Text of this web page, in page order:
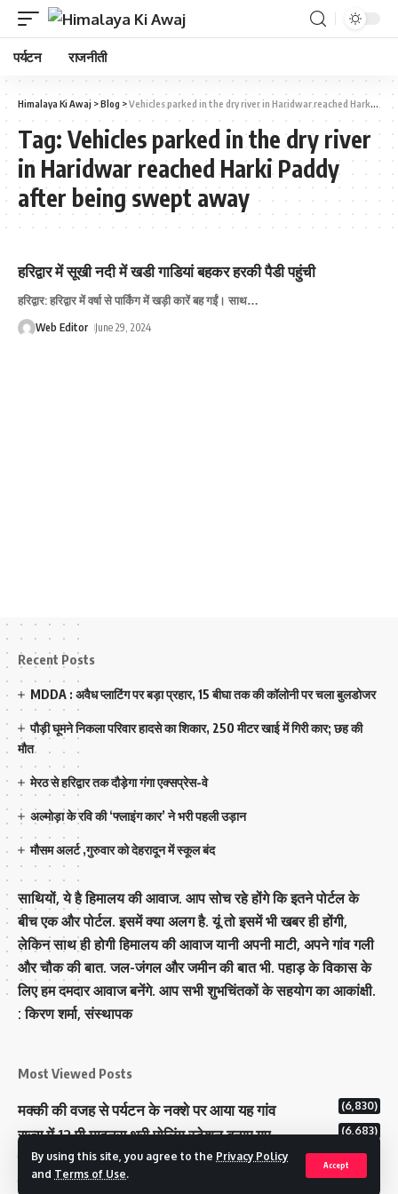
By using this site, you agree to the Privacy Policy
and Terms of Use.
Accept
पर्यटन राजनीती
Himalaya Ki Awaj >Blog >Vehicles parked in the dry river in Haridwar reached Harki Paddy after being swept away
Tag: Vehicles parked in the dry river
in Haridwar reached Harki Paddy
after being swept away
हरिद्वार में सूखी नदी में खडी गाडियां बहकर हरकी पैडी पहुंची
हरिद्वार: हरिद्वार में वर्षा से पार्किंग में खड़ी कारें बह गईं। साथ…
Web Editor June 29, 2024
Recent Posts
MDDA : अवैध प्लाटिंग पर बड़ा प्रहार, 15 बीघा तक की कॉलोनी पर चला बुलडोजर
पौड़ी घूमने निकला परिवार हादसे का शिकार, 250 मीटर खाई में गिरी कार; छह की
मौत
मेरठ से हरिद्वार तक दौड़ेगा गंगा एक्सप्रेस-वे
अल्मोड़ा के रवि की ‘फ्लाइंग कार’ ने भरी पहली उड़ान
मौसम अलर्ट ,गुरुवार को देहरादून में स्कूल बंद
साथियों, ये है हिमालय की आवाज. आप सोच रहे होंगे कि इतने पोर्टल के
बीच एक और पोर्टल. इसमें क्या अलग है. यूं तो इसमें भी खबर ही होंगी,
लेकिन साथ ही होगी हिमालय की आवाज यानी अपनी माटी, अपने गांव गली
और चौक की बात. जल-जंगल और जमीन की बात भी. पहाड़ के विकास के
लिए हम दमदार आवाज बनेंगे. आप सभी शुभचिंतकों के सहयोग का आकांक्षी.
: किरण शर्मा, संस्‍थापक
Most Viewed Posts
मक्‍की की वजह से पर्यटन के नक्‍शे पर आया यह गांव (6,830)
राज्य में 12 पी माइनस थ्री पोलिंग स्टेशन बनाए गए (6,683)
टिहरी राजपरिवार के पास 200 करोड से अधिक की संपत्ति (5,171)
कम मतदान प्रतिशत वाले बूथों पर जनजागरूकता में जुटा चुनाव आयोग